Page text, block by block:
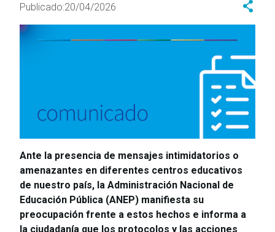
Publicado:20/04/2026
Ante la presencia de mensajes intimidatorios o
amenazantes en diferentes centros educativos
de nuestro país, la Administración Nacional de
Educación Pública (ANEP) manifiesta su
preocupación frente a estos hechos e informa a
la ciudadanía que los protocolos y las acciones